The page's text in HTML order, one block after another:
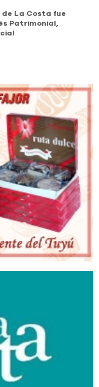
de La Costa fue
Patrimonial,